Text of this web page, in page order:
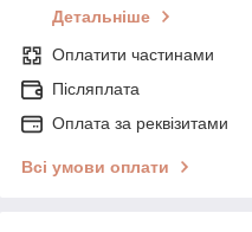
Детальніше
Оплатити частинами
Післяплата
Оплата за реквізитами
Всі умови оплати